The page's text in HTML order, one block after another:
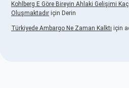
Kohlberg E Göre Bireyin Ahlaki Gelişimi
Oluşmaktadır için Derin
Türkiyede Ambargo Ne Zaman Kalktı için